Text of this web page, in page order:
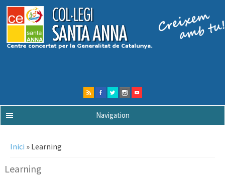
Navigation
Inici » Learning
Learning